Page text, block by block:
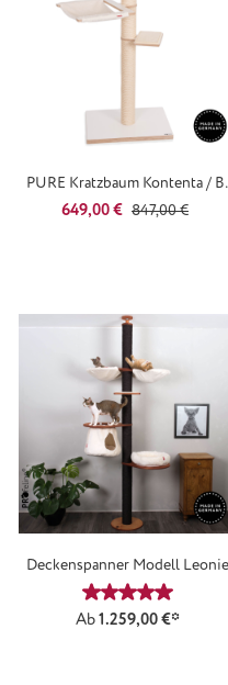
PURE Kratzbaum Kontenta / B-
Ware
Verkaufspreis:
649,00 € Regulärer Preis:
847,00 €
Deckenspanner Modell Leonie
Ab1.259,00 €*